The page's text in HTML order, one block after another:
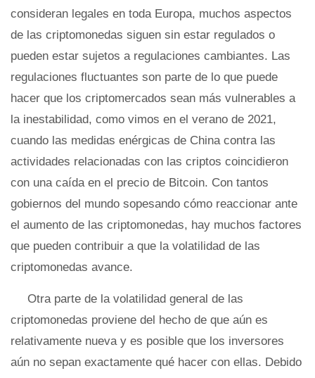
consideran legales en toda Europa, muchos aspectos
de las criptomonedas siguen sin estar regulados o
pueden estar sujetos a regulaciones cambiantes. Las
regulaciones fluctuantes son parte de lo que puede
hacer que los criptomercados sean más vulnerables a
la inestabilidad, como vimos en el verano de 2021,
cuando las medidas enérgicas de China contra las
actividades relacionadas con las criptos coincidieron
con una caída en el precio de Bitcoin. Con tantos
gobiernos del mundo sopesando cómo reaccionar ante
el aumento de las criptomonedas, hay muchos factores
que pueden contribuir a que la volatilidad de las
criptomonedas avance.
Otra parte de la volatilidad general de las
criptomonedas proviene del hecho de que aún es
relativamente nueva y es posible que los inversores
aún no sepan exactamente qué hacer con ellas. Debido